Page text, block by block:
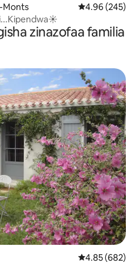
Monts Ukadiriaji wa
4.96 (245)
zinazofaa familia
Ukadiriaji wa
4.85 (682)